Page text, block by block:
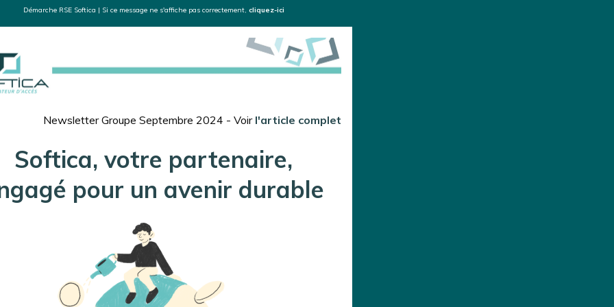
Démarche RSE Softica | Si ce message ne s'affiche pas correctement, cliquez-ici
Newsletter Groupe Septembre 2024 - Voir l'article complet
Softica, votre partenaire,
pour un avenir durable